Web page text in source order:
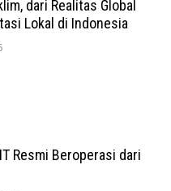
dari Realitas Global
Lokal di Indonesia
Resmi Beroperasi dari